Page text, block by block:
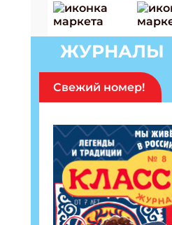
ЖУРНАЛЫ
Свежий номер!